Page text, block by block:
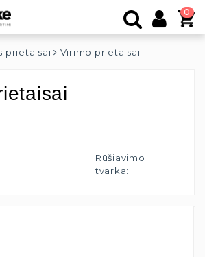
0
prietaisai Virimo prietaisai
Rūšiavimo
tvarka: